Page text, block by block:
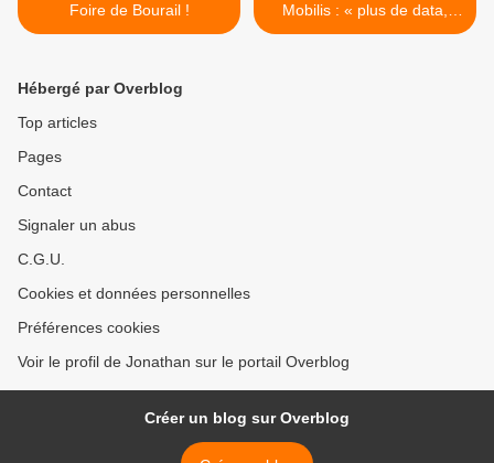
Foire de Bourail !
Mobilis : « plus de data,
encore moins chers et des
Hébergé par Overblog
Top articles
Pages
Contact
Signaler un abus
C.G.U.
Cookies et données personnelles
Préférences cookies
Voir le profil de Jonathan sur le portail Overblog
Créer un blog sur Overblog